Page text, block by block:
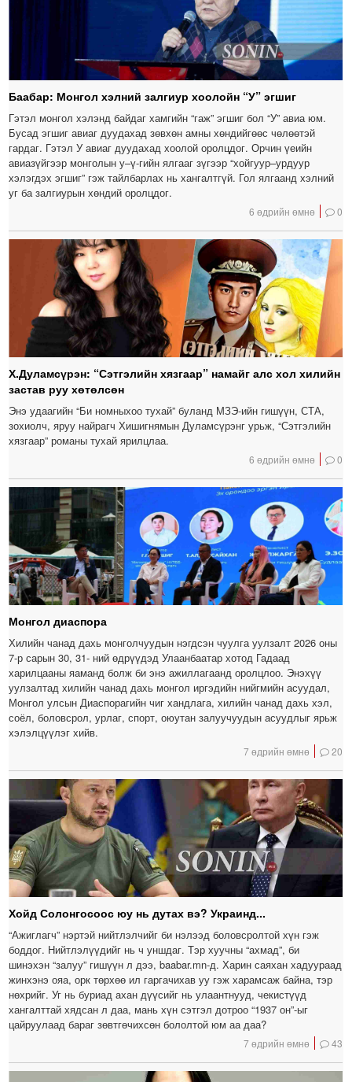
Баабар: Монгол хэлний залгиур хоолойн “У” эгшиг
Гэтэл монгол хэлэнд байдаг хамгийн “гаж” эгшиг бол “У” авиа юм.
Бусад эгшиг авиаг дуудахад зөвхөн амны хөндийгөөс чөлөөтэй
гардаг. Гэтэл У авиаг дуудахад хоолой оролцдог. Орчин үеийн
авиазүйгээр монголын у–ү-гийн ялгааг зүгээр “хойгуур–урдуур
хэлэгдэх эгшиг” гэж тайлбарлах нь хангалтгүй. Гол ялгаанд хэлний
уг ба залгиурын хөндий оролцдог.
6 өдрийн өмнө 0
Х.Дуламсүрэн: “Сэтгэлийн хязгаар” намайг алс хол хилийн
застав руу хөтөлсөн
Энэ удаагийн “Би номныхоо тухай” буланд МЗЭ-ийн гишүүн, СТА,
зохиолч, яруу найрагч Хишигнямын Дуламсүрэнг урьж, “Сэтгэлийн
хязгаар” романы тухай ярилцлаа.
6 өдрийн өмнө 0
Монгол диаспора
Хилийн чанад дахь монголчуудын нэгдсэн чуулга уулзалт 2026 оны
7-р сарын 30, 31- ний өдрүүдэд Улаанбаатар хотод Гадаад
харилцааны яаманд болж би энэ ажиллагаанд оролцлоо. Энэхүү
уулзалтад хилийн чанад дахь монгол иргэдийн нийгмийн асуудал,
Монгол улсын Диаспорагийн чиг хандлага, хилийн чанад дахь хэл,
соёл, боловсрол, урлаг, спорт, оюутан залуучуудын асуудлыг ярьж
хэлэлцүүлэг хийв.
7 өдрийн өмнө 20
Хойд Солонгосоос юу нь дутах вэ? Украинд...
“Ажиглагч” нэртэй нийтлэлчийг би нэлээд боловсролтой хүн гэж
боддог. Нийтлэлүүдийг нь ч уншдаг. Тэр хуучны “ахмад”, би
шинэхэн “залуу” гишүүн л дээ, baabar.mn-д. Харин саяхан хадуураад
жинхэнэ ояа, орк төрхөө ил гаргачихав уу гэж харамсаж байна, тэр
нөхрийг. Уг нь буриад ахан дүүсийг нь улаантнууд, чекистүүд
хангалттай хядсан л даа, мань хүн сэтгэл дотроо “1937 он”-ыг
цайруулаад бараг зөвтгөчихсөн бололтой юм аа даа?
7 өдрийн өмнө 43